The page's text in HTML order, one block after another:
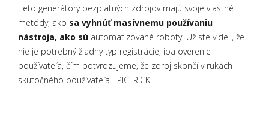
tieto generátory bezplatných zdrojov majú svoje vlastné
metódy, ako sa vyhnúť masívnemu používaniu
nástroja, ako sú automatizované roboty. Už ste videli, že
nie je potrebný žiadny typ registrácie, iba overenie
používateľa, čím potvrdzujeme, že zdroj skončí v rukách
skutočného používateľa EPICTRICK.